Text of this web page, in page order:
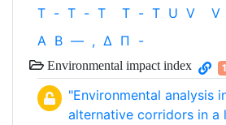
T - T - T T - T U V V
Α Β — , Δ Π -
Environmental impact index 1
"Environmental analysis
alternative corridors in a